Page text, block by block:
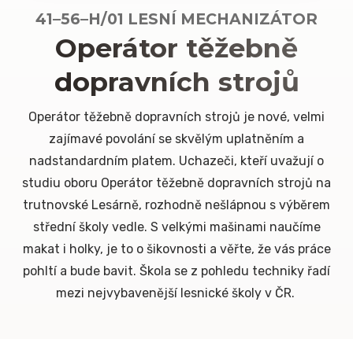
41–56–H/01 LESNÍ MECHANIZÁTOR
Operátor těžebně
dopravních strojů
Operátor těžebně dopravních strojů je nové, velmi
zajímavé povolání se skvělým uplatněním a
nadstandardním platem. Uchazeči, kteří uvažují o
studiu oboru Operátor těžebně dopravních strojů na
trutnovské Lesárně, rozhodně nešlápnou s výběrem
střední školy vedle. S velkými mašinami naučíme
makat i holky, je to o šikovnosti a věřte, že vás práce
pohltí a bude bavit. Škola se z pohledu techniky řadí
mezi nejvybavenější lesnické školy v ČR.